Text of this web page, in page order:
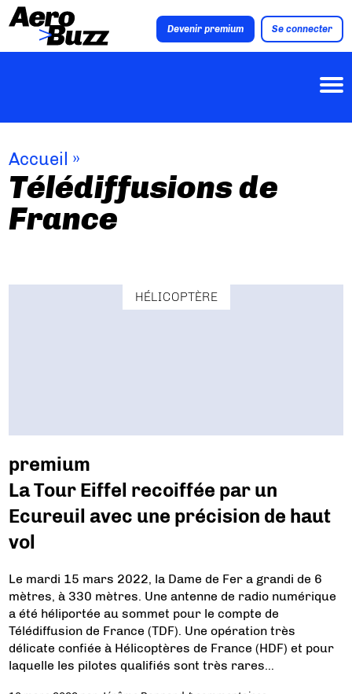
Devenir premium Se connecter
Accueil »
Télédiffusions de
France
HÉLICOPTÈRE
premium
La Tour Eiffel recoiffée par un
Ecureuil avec une précision de haut
vol
Le mardi 15 mars 2022, la Dame de Fer a grandi de 6
mètres, à 330 mètres. Une antenne de radio numérique
a été héliportée au sommet pour le compte de
Télédiffusion de France (TDF). Une opération très
délicate confiée à Hélicoptères de France (HDF) et pour
laquelle les pilotes qualifiés sont très rares…